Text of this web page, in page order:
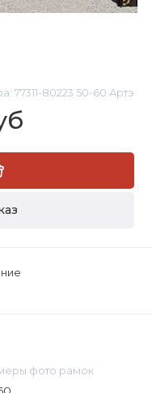
77311-80223 50-60 Артэ
фото рамок